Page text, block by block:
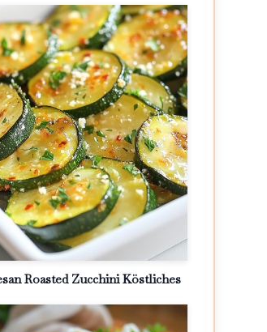
Roasted Zucchini Köstliches